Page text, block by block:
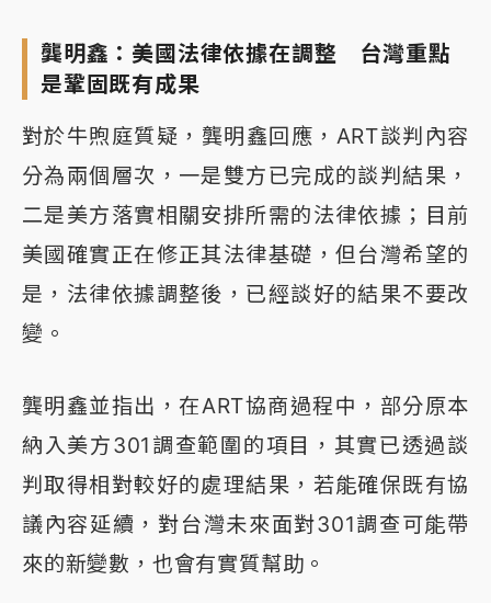
龔明鑫：美國法律依據在調整 台灣重點
是鞏固既有成果
對於牛煦庭質疑，龔明鑫回應，ART談判內容
分為兩個層次，一是雙方已完成的談判結果，
二是美方落實相關安排所需的法律依據；目前
美國確實正在修正其法律基礎，但台灣希望的
是，法律依據調整後，已經談好的結果不要改
變。
龔明鑫並指出，在ART協商過程中，部分原本
納入美方301調查範圍的項目，其實已透過談
判取得相對較好的處理結果，若能確保既有協
議內容延續，對台灣未來面對301調查可能帶
來的新變數，也會有實質幫助。